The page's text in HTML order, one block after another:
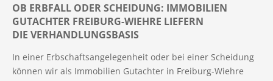
OB ERBFALL ODER SCHEIDUNG: IMMOBILIEN
GUTACHTER FREIBURG-WIEHRE LIEFERN
DIE VERHANDLUNGSBASIS
In einer Erbschaftsangelegenheit oder bei einer Scheidung
können wir als Immobilien Gutachter in Freiburg-Wiehre